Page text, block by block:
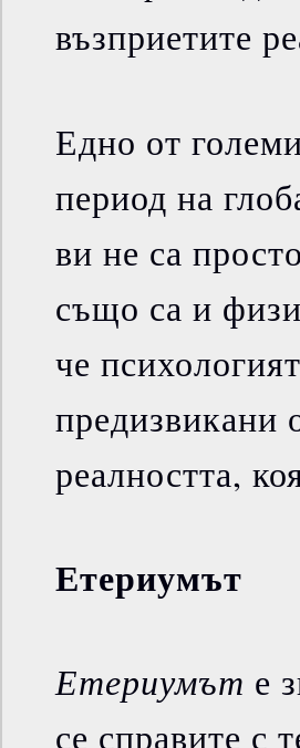
възприетите
Едно от
период на
ви не са
също са и
че
предизвикани
реалността,
Етериумът
Етериумът е
се справите с